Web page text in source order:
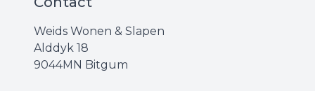
Weids Wonen & Slapen
Alddyk 18
9044MN Bitgum